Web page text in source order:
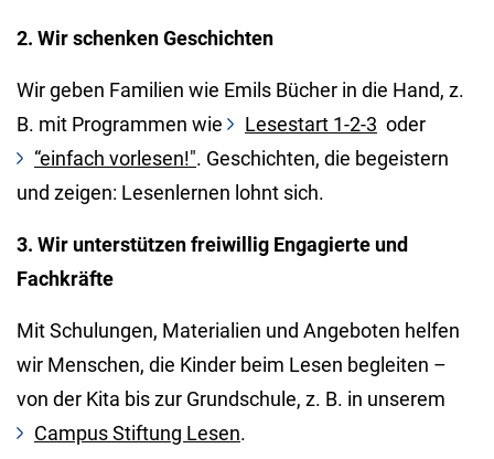
2. Wir schenken Geschichten
Wir geben Familien wie Emils Bücher in die Hand, z.
B. mit Programmen wie
Lesestart 1-2-3 oder
“einfach vorlesen!". Geschichten, die begeistern
und zeigen: Lesenlernen lohnt sich.
3. Wir unterstützen freiwillig Engagierte und
Fachkräfte
Mit Schulungen, Materialien und Angeboten helfen
wir Menschen, die Kinder beim Lesen begleiten –
von der Kita bis zur Grundschule, z. B. in unserem
Campus Stiftung Lesen.